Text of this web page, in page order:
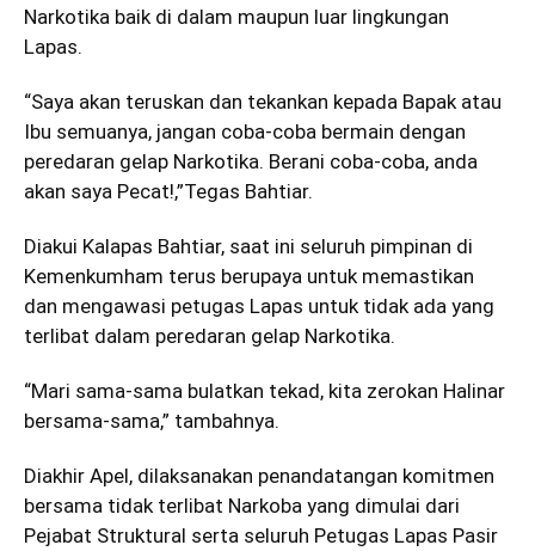
Narkotika baik di dalam maupun luar lingkungan
Lapas.
“Saya akan teruskan dan tekankan kepada Bapak atau
Ibu semuanya, jangan coba-coba bermain dengan
peredaran gelap Narkotika. Berani coba-coba, anda
akan saya Pecat!,”Tegas Bahtiar.
Diakui Kalapas Bahtiar, saat ini seluruh pimpinan di
Kemenkumham terus berupaya untuk memastikan
dan mengawasi petugas Lapas untuk tidak ada yang
terlibat dalam peredaran gelap Narkotika.
“Mari sama-sama bulatkan tekad, kita zerokan Halinar
bersama-sama,” tambahnya.
Diakhir Apel, dilaksanakan penandatangan komitmen
bersama tidak terlibat Narkoba yang dimulai dari
Pejabat Struktural serta seluruh Petugas Lapas Pasir